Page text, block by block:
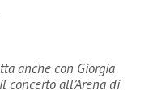
anche con Giorgia
concerto all’Arena di